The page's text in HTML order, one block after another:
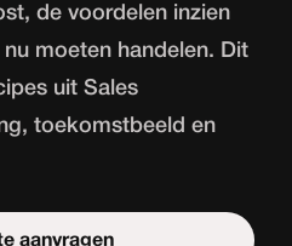
de voordelen inzien
moeten handelen. Dit
uit Sales
toekomstbeeld en
aanvragen